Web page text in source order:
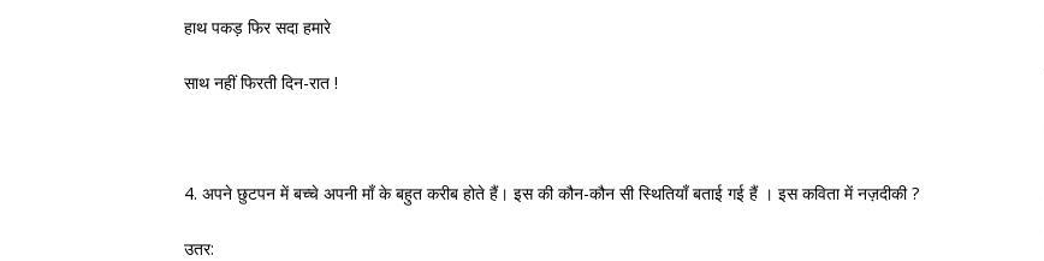
हाथ पकड़ फिर सदा हमारे
साथ नहीं फिरती दिन-रात !
4. अपने छुटपन में बच्चे अपनी माँ के बहुत करीब होते हैं। इस की कौन-कौन सी स्थितियाँ बताई गई हैं । इस कविता में नज़दीकी ?
उतर: